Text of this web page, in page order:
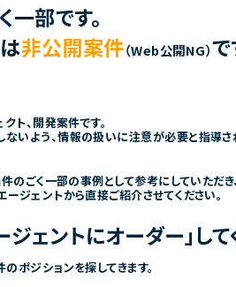
部です。
は非公開案件（Web公開NG）で
、開発案件です。
いよう、情報の扱いに注意が必要と指導さ
ごく一部の事例として参考にしていただき
ジェントから直接ご紹介させてください。
ェントにオーダー」して
ポジションを探してきます。